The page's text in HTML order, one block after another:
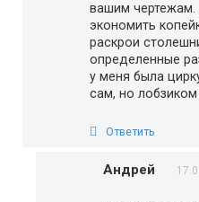
вашим
экономить
раскрои
определенные
у меня была
сам, но лобзиком
Ответить
Андрей